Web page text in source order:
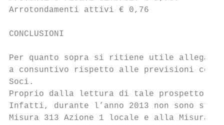
Arrotondamenti attivi € 0,76
CONCLUSIONI
Per quanto sopra si ritiene utile
a consuntivo rispetto alle previsioni
Soci.
Proprio dalla lettura di tale prospetto
Infatti, durante l’anno 2013 non sono
Misura 313 Azione 1 locale e alla Misura